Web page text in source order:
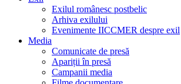
Exilul românesc postbelic
Arhiva exilului
Evenimente IICCMER despre exil
Media
Comunicate de presă
Apariții în presă
Campanii media